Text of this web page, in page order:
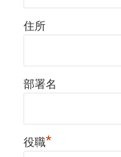
住所
部署名
役職*